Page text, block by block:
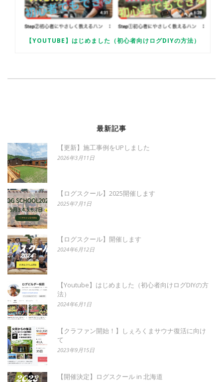
【YOUTUBE】はじめました（初心者向けログDIYの方法）
最新記事
【更新】施工事例をUPしました
2026年3月11日
【ログスクール】2025開催します
2025年7月1日
【ログスクール】開催します
2024年6月12日
【Youtube】はじめました（初心者向けログDIYの方
法）
2024年6月1日
【クラファン開始！】しぇろくまサウナ復活に向け
て
2023年9月15日
【開催決定】ログスクール in 北海道